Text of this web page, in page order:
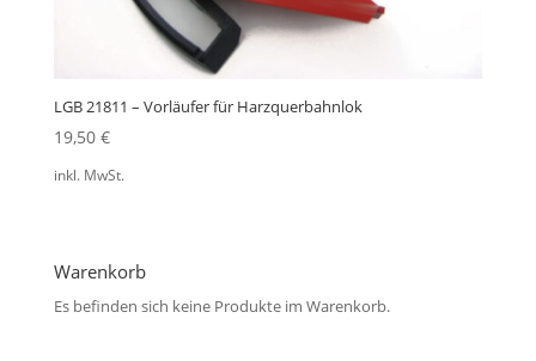
LGB 21811 – Vorläufer für Harzquerbahnlok
19,50 €
inkl. MwSt.
Warenkorb
Es befinden sich keine Produkte im Warenkorb.